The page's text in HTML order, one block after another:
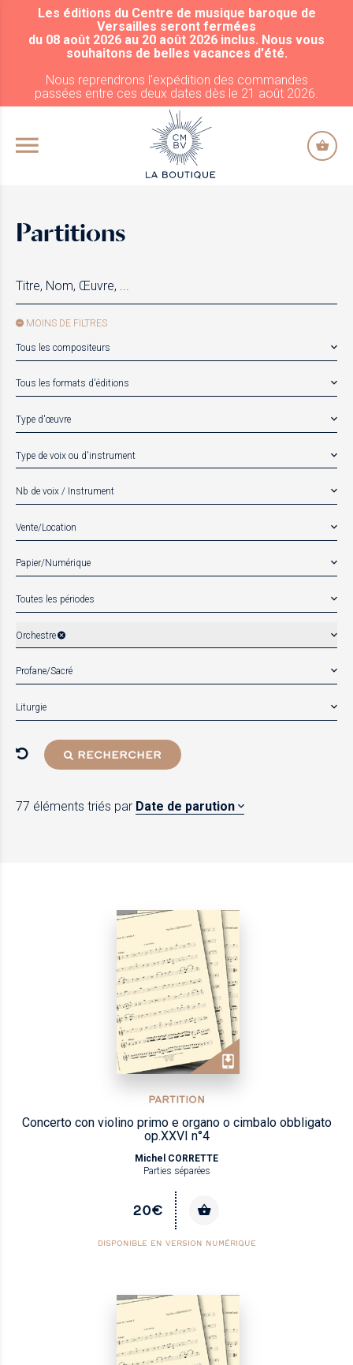
ALLER AU CONTENU PRINCIPAL
Les éditions du Centre de musique baroque de
Versailles seront fermées
du 08 août 2026 au 20 août 2026 inclus. Nous vous
souhaitons de belles vacances d'été.
Nous reprendrons l'expédition des commandes
passées entre ces deux dates dès le 21 août 2026.
Partitions
MOINS DE FILTRES
Tous les compositeurs
Tous les formats d'éditions
Type d'œuvre
Type de voix ou d'instrument
Nb de voix / Instrument
Vente/Location
Papier/Numérique
Toutes les périodes
Orchestre
Profane/Sacré
Liturgie
RECHERCHER
77 éléments triés par Date de parution
PARTITION
Concerto con violino primo e organo o cimbalo obbligato
op.XXVI n°4
Michel CORRETTE
Parties séparées
20€
DISPONIBLE EN VERSION NUMÉRIQUE